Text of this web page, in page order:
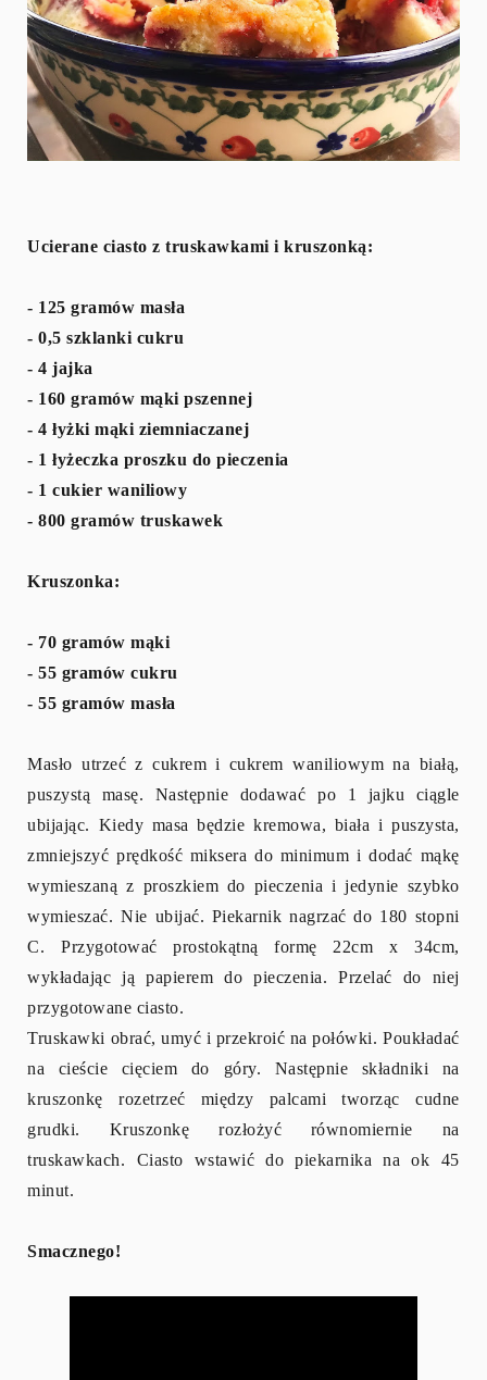
Ucierane ciasto z truskawkami i kruszonką:
- 125 gramów masła
- 0,5 szklanki cukru
- 4 jajka
- 160 gramów mąki pszennej
- 4 łyżki mąki ziemniaczanej
- 1 łyżeczka proszku do pieczenia
- 1 cukier waniliowy
- 800 gramów truskawek
Kruszonka:
- 70 gramów mąki
- 55 gramów cukru
- 55 gramów masła
Masło utrzeć z cukrem i cukrem waniliowym na białą,
puszystą masę. Następnie dodawać po 1 jajku ciągle
ubijając. Kiedy masa będzie kremowa, biała i puszysta,
zmniejszyć prędkość miksera do minimum i dodać mąkę
wymieszaną z proszkiem do pieczenia i jedynie szybko
wymieszać. Nie ubijać. Piekarnik nagrzać do 180 stopni
C. Przygotować prostokątną formę 22cm x 34cm,
wykładając ją papierem do pieczenia. Przelać do niej
przygotowane ciasto.
Truskawki obrać, umyć i przekroić na połówki. Poukładać
na cieście cięciem do góry. Następnie składniki na
kruszonkę rozetrzeć między palcami tworząc cudne
grudki. Kruszonkę rozłożyć równomiernie na
truskawkach. Ciasto wstawić do piekarnika na ok 45
minut.
Smacznego!